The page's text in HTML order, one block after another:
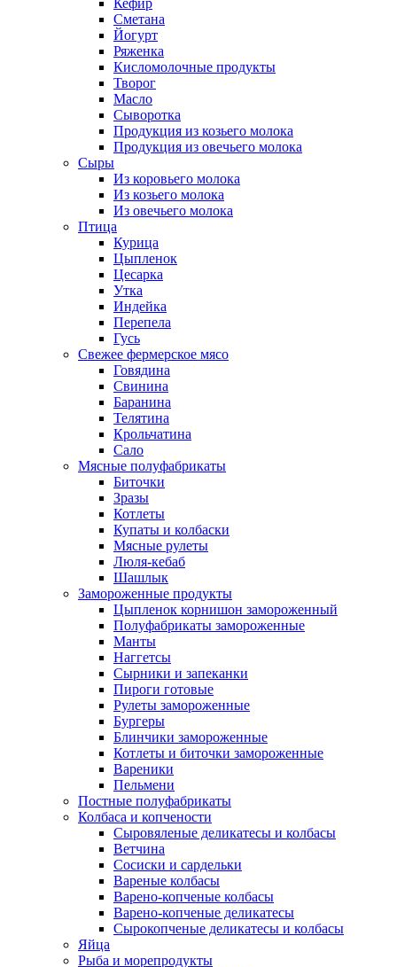
Кефир
Сметана
Йогурт
Ряженка
Кисломолочные продукты
Творог
Масло
Сыворотка
Продукция из козьего молока
Продукция из овечьего молока
Сыры
Из коровьего молока
Из козьего молока
Из овечьего молока
Птица
Курица
Цыпленок
Цесарка
Утка
Индейка
Перепела
Гусь
Свежее фермерское мясо
Говядина
Свинина
Баранина
Телятина
Крольчатина
Сало
Мясные полуфабрикаты
Биточки
Зразы
Котлеты
Купаты и колбаски
Мясные рулеты
Люля-кебаб
Шашлык
Замороженные продукты
Цыпленок корнишон замороженный
Полуфабрикаты замороженные
Манты
Наггетсы
Сырники и запеканки
Пироги готовые
Рулеты замороженные
Бургеры
Блинчики замороженные
Котлеты и биточки замороженные
Вареники
Пельмени
Постные полуфабрикаты
Колбаса и копчености
Сыровяленые деликатесы и колбасы
Ветчина
Сосиски и сардельки
Вареные колбасы
Варено-копченые колбасы
Варено-копченые деликатесы
Сырокопченые деликатесы и колбасы
Яйца
Рыба и морепродукты